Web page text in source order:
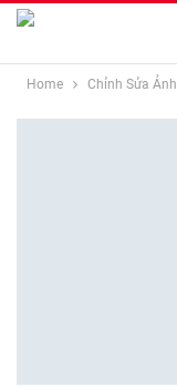
Home Chỉnh Sửa Ảnh